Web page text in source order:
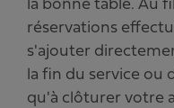
la bonne table. Au
réservations
s'ajouter
la fin du service ou
qu'à clôturer votre